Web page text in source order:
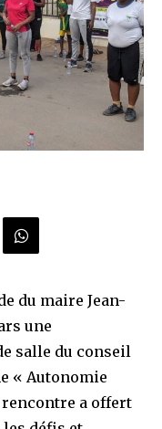
du maire Jean-
une
salle du conseil
« Autonomie
a offert